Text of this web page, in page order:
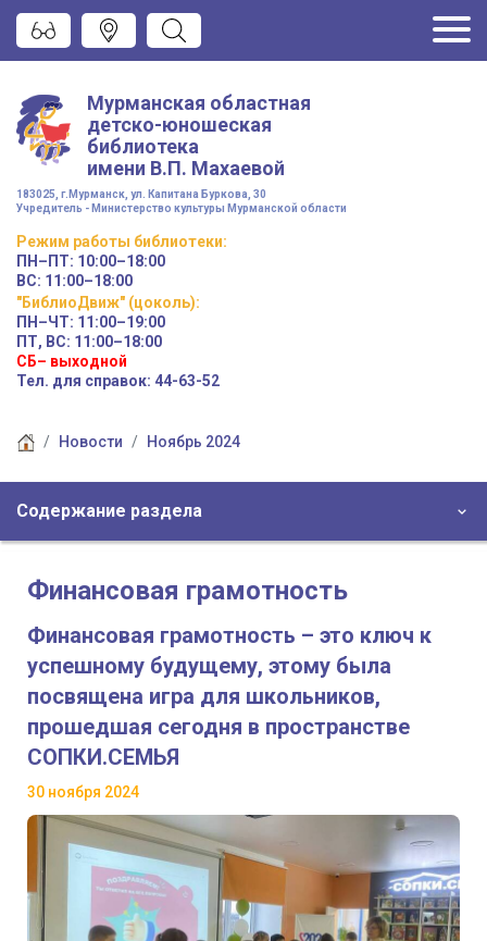
Мурманская областная
детско-юношеская
библиотека
имени В.П. Махаевой
183025, г.Мурманск, ул. Капитана Буркова, 30
Учредитель - Министерство культуры Мурманской области
Режим работы библиотеки:
ПН–ПТ: 10:00–18:00
ВС: 11:00–18:00
"БиблиоДвиж" (цоколь):
ПН–ЧТ: 11:00–19:00
ПТ, ВС: 11:00–18:00
СБ– выходной
Тел. для справок: 44-63-52
Новости Ноябрь 2024
Содержание раздела
Финансовая грамотность
Финансовая грамотность – это ключ к
успешному будущему, этому была
посвящена игра для школьников,
прошедшая сегодня в пространстве
СОПКИ.СЕМЬЯ
30 ноября 2024